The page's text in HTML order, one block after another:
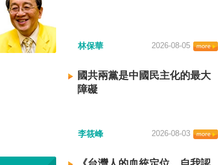
林保華 2026-08-05
國共兩黨是中國民主化的最大
障礙
李筱峰 2026-08-03